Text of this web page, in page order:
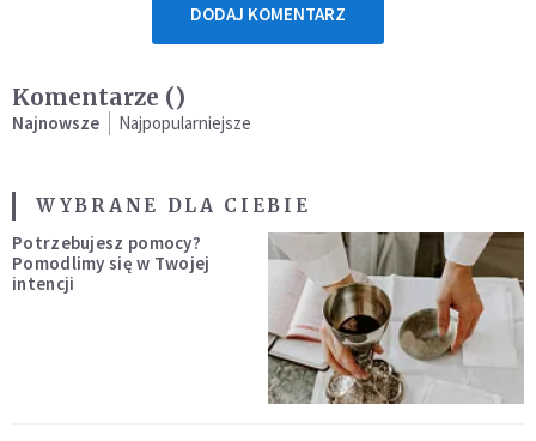
DODAJ KOMENTARZ
Komentarze ()
Najnowsze Najpopularniejsze
WYBRANE DLA CIEBIE
Potrzebujesz pomocy?
Pomodlimy się w Twojej
intencji